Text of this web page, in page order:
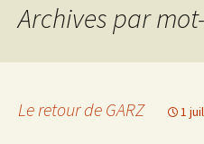
Archives par
Le retour de GARZ 1